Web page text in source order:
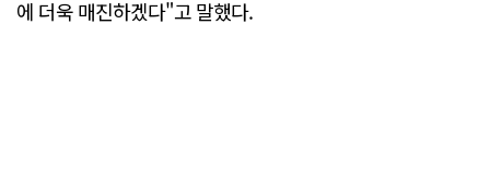
에 더욱 매진하겠다"고 말했다.